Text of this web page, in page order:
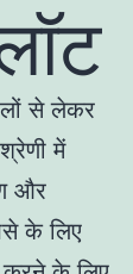
से लेकर
में
और
के लिए